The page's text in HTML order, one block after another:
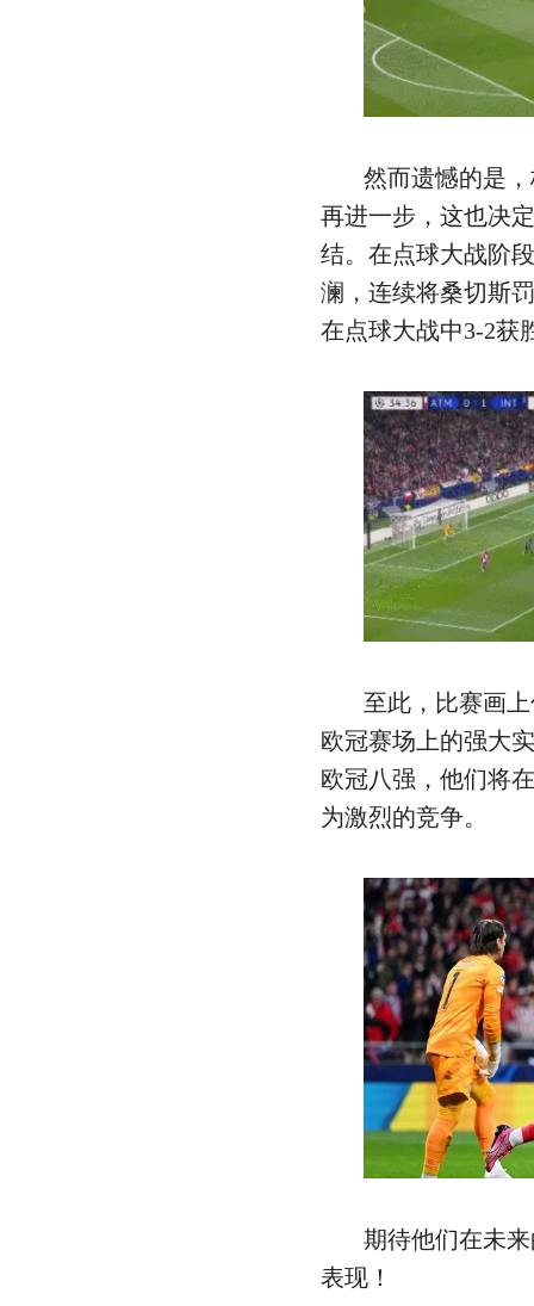
然而遗憾的是
再进一步，这也决
结。在点球大战阶
澜，连续将桑切斯
在点球大战中3-2获
至此，比赛画
欧冠赛场上的强大
欧冠八强，他们将
为激烈的竞争。
期待他们在未
表现！